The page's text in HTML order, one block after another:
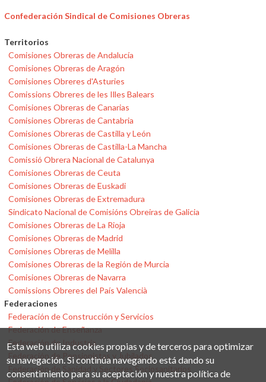
Confederación Sindical de Comisiones Obreras
Territorios
Comisiones Obreras de Andalucía
Comisiones Obreras de Aragón
Comisiones Obreres d'Asturies
Comissions Obreres de les Illes Balears
Comisiones Obreras de Canarias
Comisiones Obreras de Cantabria
Comisiones Obreras de Castilla y León
Comisiones Obreras de Castilla-La Mancha
Comissió Obrera Nacional de Catalunya
Comisiones Obreras de Ceuta
Comisiones Obreras de Euskadi
Comisiones Obreras de Extremadura
Sindicato Nacional de Comisións Obreiras de Galicia
Comisiones Obreras de La Rioja
Comisiones Obreras de Madrid
Comisiones Obreras de Melilla
Comisiones Obreras de la Región de Murcia
Comisiones Obreras de Navarra
Comissions Obreres del País Valencià
Federaciones
Federación de Construcción y Servicios
Federación de Enseñanza
Federación de Industria
Federación de Pensionistas y Jubilados
Federación de Sanidad y Sectores Sociosanitarios
Esta web utiliza cookies propias y de terceros para optimizar
su navegación. Si continúa navegando está dando su
consentimiento para su aceptación y nuestra política de